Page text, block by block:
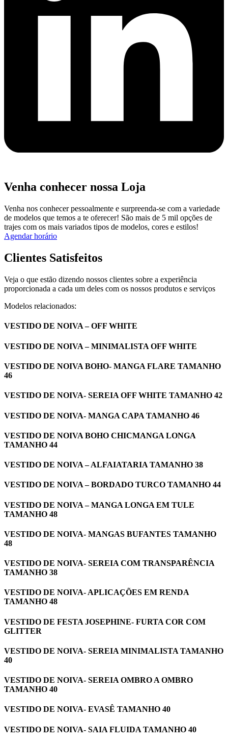
Venha conhecer nossa Loja
Venha nos conhecer pessoalmente e surpreenda-se com a variedade
de modelos que temos a te oferecer! São mais de 5 mil opções de
trajes com os mais variados tipos de modelos, cores e estilos!
Agendar horário
Clientes Satisfeitos
Veja o que estão dizendo nossos clientes sobre a experiência
proporcionada a cada um deles com os nossos produtos e serviços
Modelos relacionados:
VESTIDO DE NOIVA – OFF WHITE
VESTIDO DE NOIVA – MINIMALISTA OFF WHITE
VESTIDO DE NOIVA BOHO- MANGA FLARE TAMANHO
46
VESTIDO DE NOIVA- SEREIA OFF WHITE TAMANHO 42
VESTIDO DE NOIVA- MANGA CAPA TAMANHO 46
VESTIDO DE NOIVA BOHO CHICMANGA LONGA
TAMANHO 44
VESTIDO DE NOIVA – ALFAIATARIA TAMANHO 38
VESTIDO DE NOIVA – BORDADO TURCO TAMANHO 44
VESTIDO DE NOIVA – MANGA LONGA EM TULE
TAMANHO 48
VESTIDO DE NOIVA- MANGAS BUFANTES TAMANHO
48
VESTIDO DE NOIVA- SEREIA COM TRANSPARÊNCIA
TAMANHO 38
VESTIDO DE NOIVA- APLICAÇÕES EM RENDA
TAMANHO 48
VESTIDO DE FESTA JOSEPHINE- FURTA COR COM
GLITTER
VESTIDO DE NOIVA- SEREIA MINIMALISTA TAMANHO
40
VESTIDO DE NOIVA- SEREIA OMBRO A OMBRO
TAMANHO 40
VESTIDO DE NOIVA- EVASÊ TAMANHO 40
VESTIDO DE NOIVA- SAIA FLUIDA TAMANHO 40